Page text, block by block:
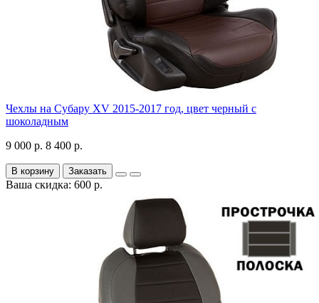
Чехлы на Субару XV 2015-2017 год, цвет черный с
шоколадным
9 000 р. 8 400 р.
В корзину Заказать
Ваша скидка: 600 р.